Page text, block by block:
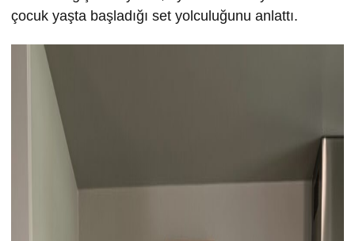
çocuk yaşta başladığı set yolculuğunu anlattı.